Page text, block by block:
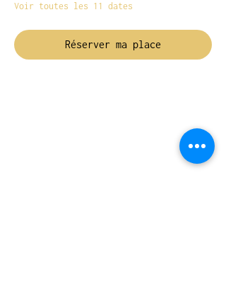
Voir toutes les 11 dates
Réserver ma place